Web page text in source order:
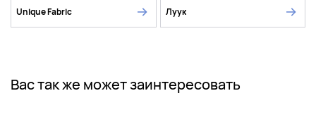
Unique Fabric Луук
Вас так же может заинтересовать